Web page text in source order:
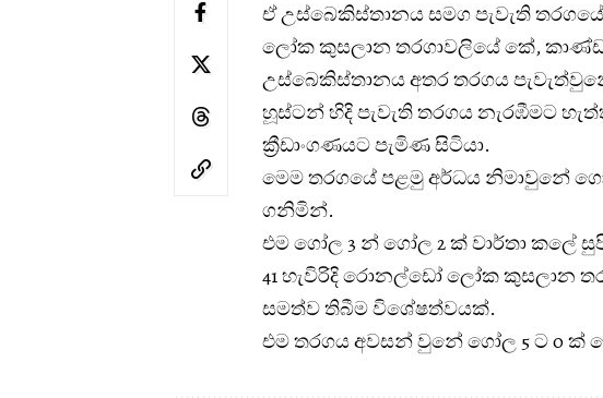
ඒ උස්බෙකිස්තානය සමග පැවැති
ලෝක කුසලාන තරගාව‍ලියේ කේ,
උස්බෙකිස්තානය අතර තරගය
හූස්ටන් හිදි පැවැති තරගය නැරඹීමට
ක්‍රීඩාංගණයට පැමිණ සිටියා.
මෙම තරගයේ පළමු අර්ධය නිමාවුනේ
ගනිමින්.
එම ගෝල 3 න් ගෝල 2 ක් වාර්තා කලේ
41 හැවිරිදි රොනල්ඩෝ ලෝක කුසලාන
සමත්ව තිබීම විශේෂත්වයක්.
එම තරගය අවසන් වුනේ ගෝල 5 ට 0 ක්‍